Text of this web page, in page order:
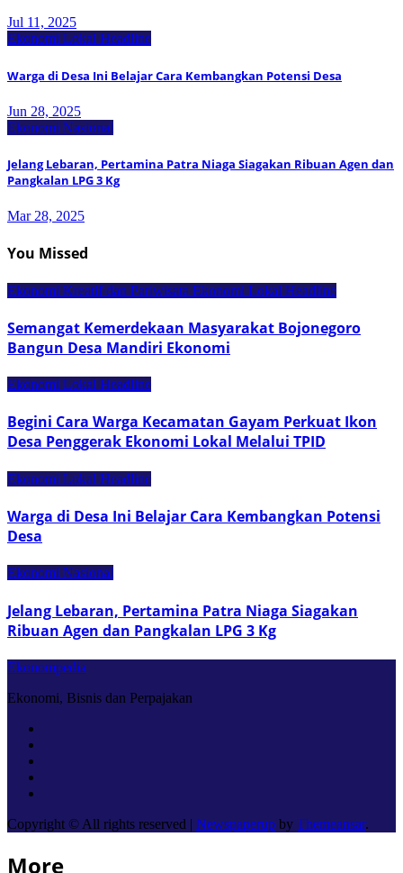
Jul 11, 2025
Ekonomi Lokal Headline
Warga di Desa Ini Belajar Cara Kembangkan Potensi Desa
Jun 28, 2025
Ekonomi Nasional
Jelang Lebaran, Pertamina Patra Niaga Siagakan Ribuan Agen dan
Pangkalan LPG 3 Kg
Mar 28, 2025
You Missed
Ekonomi Kreatif dan Pariwisata Ekonomi Lokal Headline
Semangat Kemerdekaan Masyarakat Bojonegoro
Bangun Desa Mandiri Ekonomi
Ekonomi Lokal Headline
Begini Cara Warga Kecamatan Gayam Perkuat Ikon
Desa Penggerak Ekonomi Lokal Melalui TPID
Ekonomi Lokal Headline
Warga di Desa Ini Belajar Cara Kembangkan Potensi
Desa
Ekonomi Nasional
Jelang Lebaran, Pertamina Patra Niaga Siagakan
Ribuan Agen dan Pangkalan LPG 3 Kg
Ekonompedia
Ekonomi, Bisnis dan Perpajakan
Copyright © All rights reserved | Newspaperup by Themeansar.
More